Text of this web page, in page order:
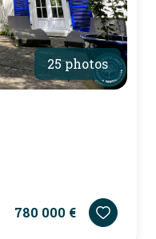
25 photos
780 000 €